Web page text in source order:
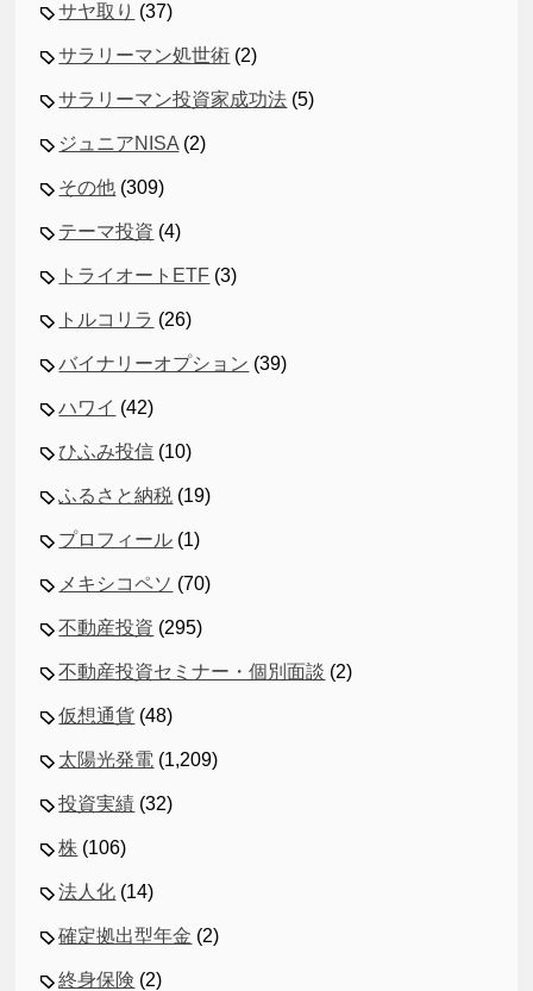
サヤ取り (37)
サラリーマン処世術 (2)
サラリーマン投資家成功法 (5)
ジュニアNISA (2)
その他 (309)
テーマ投資 (4)
トライオートETF (3)
トルコリラ (26)
バイナリーオプション (39)
ハワイ (42)
ひふみ投信 (10)
ふるさと納税 (19)
プロフィール (1)
メキシコペソ (70)
不動産投資 (295)
不動産投資セミナー・個別面談 (2)
仮想通貨 (48)
太陽光発電 (1,209)
投資実績 (32)
株 (106)
法人化 (14)
確定拠出型年金 (2)
終身保険 (2)